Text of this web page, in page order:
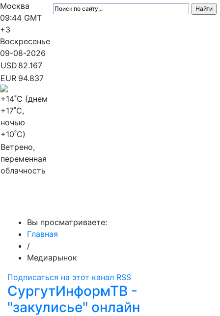
Москва
09:44 GMT
+3
Воскресенье
09-08-2026
USD 82.167
EUR 94.837
+14˚C (днем
+17˚C,
ночью
+10˚C)
Ветрено,
переменная
облачность
Вы просматриваете:
Главная
/
Медиарынок
Подписаться на этот канал RSS
СургутИнформТВ -
"закулисье" онлайн